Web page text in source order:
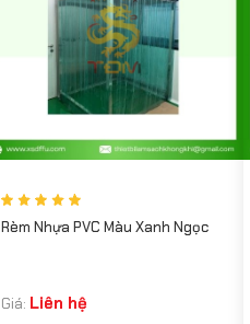
Rèm Nhựa PVC Màu Xanh Ngọc
Giá: Liên hệ